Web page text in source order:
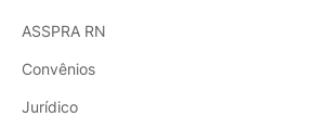
ASSPRA RN
Convênios
Jurídico